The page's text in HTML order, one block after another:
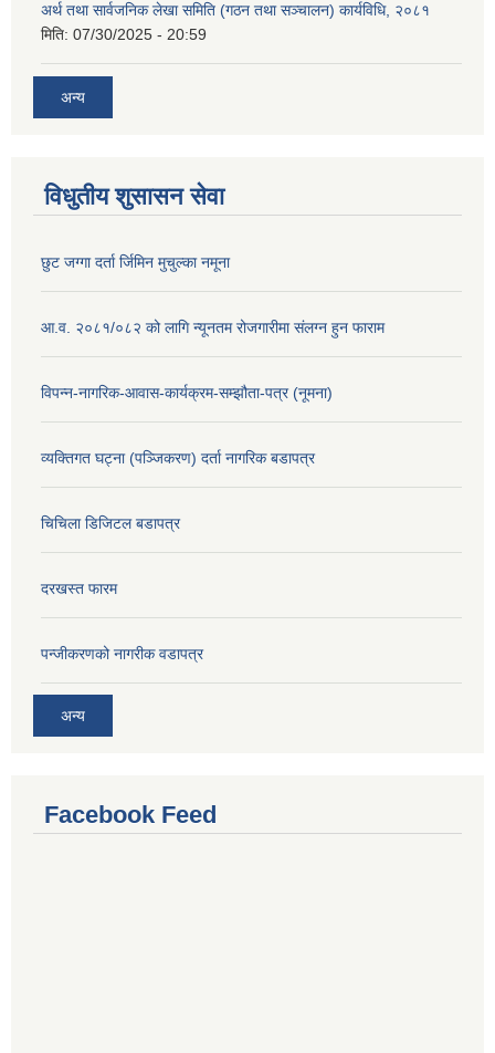
अर्थ तथा सार्वजनिक लेखा समिति (गठन तथा सञ्चालन) कार्यविधि, २०८१
मिति: 07/30/2025 - 20:59
अन्य
विधुतीय शुसासन सेवा
छुट जग्गा दर्ता र्जिमिन मुचुल्का नमूना
आ.व. २०८१/०८२ को लागि न्यूनतम रोजगारीमा संलग्न हुन फाराम
विपन्न-नागरिक-आवास-कार्यक्रम-सम्झौता-पत्र (नूमना)
व्यक्तिगत घट्ना (पञ्जिकरण) दर्ता नागरिक बडापत्र
चिचिला डिजिटल बडापत्र
दरखस्त फारम
प‍न्जीकरणको नागरीक वडापत्र
अन्य
Facebook Feed